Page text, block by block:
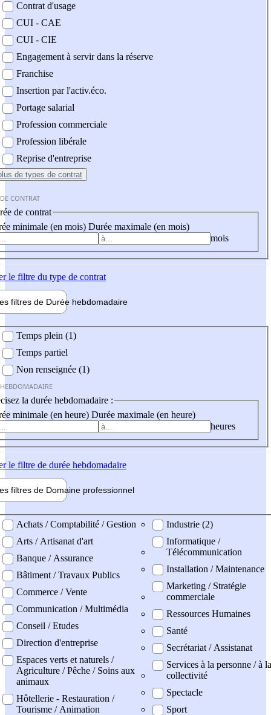
Contrat d'usage
CUI - CAE
CUI - CIE
Engagement à servir dans la réserve
Franchise
Insertion par l'activ.éco.
Portage salarial
Profession commerciale
Profession libérale
Reprise d'entreprise
de types de contrat
CONTRAT
de contrat
minimale (en mois) Durée maximale (en mois)
mois
le filtre du type de contrat
filtres de Durée hebdomadaire
Temps plein (1)
Temps partiel
Non renseignée (1)
la durée hebdomadaire :
minimale (en heure) Durée maximale (en heure)
heures
le filtre de durée hebdomadaire
filtres de Domaine professionnel
professionel
Achats / Comptabilité / Gestion
Arts / Artisanat d'art
Banque / Assurance
Bâtiment / Travaux Publics
Commerce / Vente
Communication / Multimédia
Conseil / Etudes
Direction d'entreprise
Espaces verts et naturels /
Agriculture / Pêche / Soins aux
animaux
Hôtellerie - Restauration /
Tourisme / Animation
Industrie (2)
Informatique /
Télécommunication
Installation / Maintenance
Marketing / Stratégie
commerciale
Ressources Humaines
Santé
Secrétariat / Assistanat
Services à la personne / à la
collectivité
Spectacle
Sport